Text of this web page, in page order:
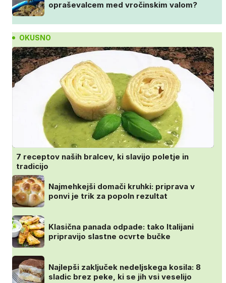
opraševalcem med vročinskim valom?
OKUSNO
7 receptov naših bralcev, ki slavijo poletje in
tradicijo
Najmehkejši domači kruhki: priprava v
ponvi je trik za popoln rezultat
Klasična panada odpade: tako Italijani
pripravijo slastne ocvrte bučke
Najlepši zaključek nedeljskega kosila: 8
sladic brez peke, ki se jih vsi veselijo